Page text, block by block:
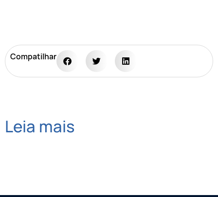
Compatilhar
Leia mais